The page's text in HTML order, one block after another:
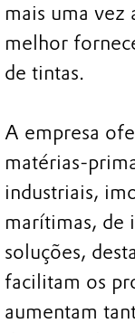
mais uma vez
melhor
de tintas.
A empresa
matérias-
industriais,
marítimas, de
soluções,
facilitam os
aumentam